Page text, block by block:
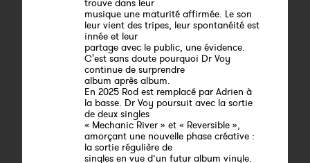
trouve dans leur
musique une maturité affirmée. Le son
leur vient des tripes, leur spontanéité est
innée et leur
partage avec le public, une évidence.
C'est sans doute pourquoi Dr Voy
continue de surprendre
album après album.
En 2025 Rod est remplacé par Adrien à
la basse. Dr Voy poursuit avec la sortie
de deux singles
« Mechanic River » et « Reversible »,
amorçant une nouvelle phase créative :
la sortie régulière de
singles en vue d’un futur album vinyle.